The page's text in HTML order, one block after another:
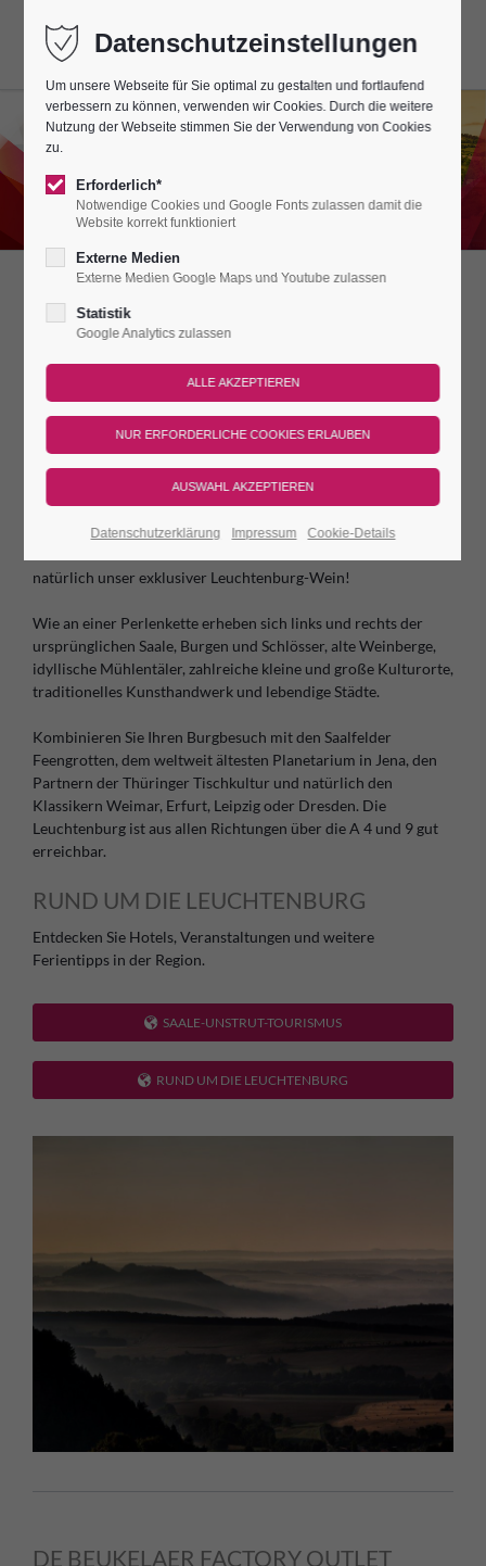
Datenschutzeinstellungen
Um unsere Webseite für Sie optimal zu gestalten und fortlaufend
verbessern zu können, verwenden wir Cookies. Durch die weitere
Nutzung der Webseite stimmen Sie der Verwendung von Cookies
zu.
Erforderlich*
Notwendige Cookies und Google Fonts zulassen damit die
Website korrekt funktioniert
Externe Medien
Externe Medien Google Maps und Youtube zulassen
Statistik
Google Analytics zulassen
Datenschutzerklärung Impressum Cookie-Details
DIE REGION
ZWISCHEN NAUMBURG & BAYREUTH,
ERFURT, WEIMAR & LEIPZIG.
So lautet ein altes Volkslied, in dem unsere Region besungen
wird. Sie finden in einer malerischen Mittelgebirgslandschaft
aus traditionellem Muschelkalkstein unberührte Landschaft.
natürlich unser exklusiver Leuchtenburg-Wein!
Wie an einer Perlenkette erheben sich links und rechts der
ursprünglichen Saale, Burgen und Schlösser, alte Weinberge,
idyllische Mühlentäler, zahlreiche kleine und große Kulturorte,
traditionelles Kunsthandwerk und lebendige Städte.
Kombinieren Sie Ihren Burgbesuch mit den Saalfelder
Feengrotten, dem weltweit ältesten Planetarium in Jena, den
Partnern der Thüringer Tischkultur und natürlich den
Klassikern Weimar, Erfurt, Leipzig oder Dresden. Die
Leuchtenburg ist aus allen Richtungen über die A 4 und 9 gut
erreichbar.
RUND UM DIE LEUCHTENBURG
Entdecken Sie Hotels, Veranstaltungen und weitere
Ferientipps in der Region.
SAALE-UNSTRUT-TOURISMUS
RUND UM DIE LEUCHTENBURG
DE BEUKELAER FACTORY OUTLET